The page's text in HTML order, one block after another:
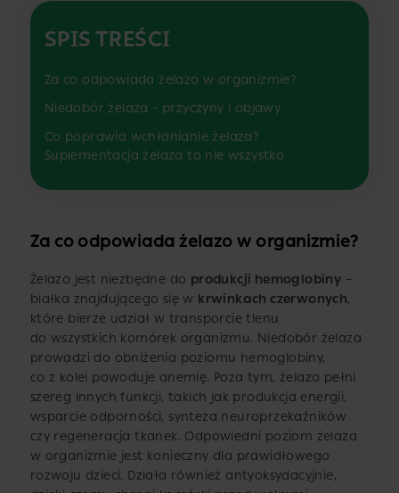
SPIS TREŚCI
Za co odpowiada żelazo w organizmie?
Niedobór żelaza - przyczyny i objawy
Co poprawia wchłanianie żelaza?
Suplementacja żelaza to nie wszystko
Za co odpowiada żelazo w organizmie?
Żelazo jest niezbędne do produkcji hemoglobiny –
białka znajdującego się w krwinkach czerwonych,
które bierze udział w transporcie tlenu
do wszystkich komórek organizmu. Niedobór żelaza
prowadzi do obniżenia poziomu hemoglobiny,
co z kolei powoduje anemię. Poza tym, żelazo pełni
szereg innych funkcji, takich jak produkcja energii,
wsparcie odporności, synteza neuroprzekaźników
czy regeneracja tkanek. Odpowiedni poziom żelaza
w organizmie jest konieczny dla prawidłowego
rozwoju dzieci. Działa również antyoksydacyjnie,